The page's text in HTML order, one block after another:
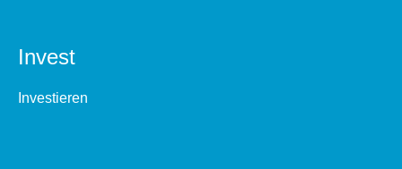
Invest
Investieren